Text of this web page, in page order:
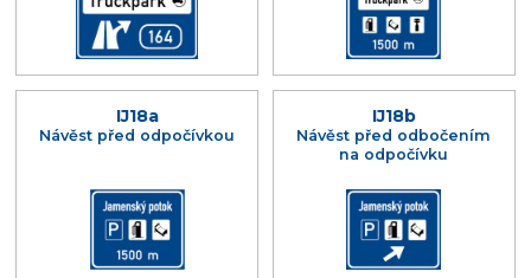
IJ18a
Návěst před odpočívkou
IJ18b
Návěst před odbočením
na odpočívku